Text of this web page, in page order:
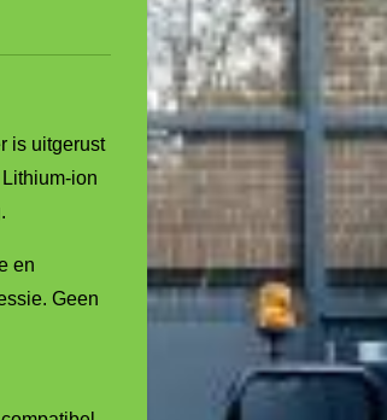
is uitgerust
ion
en
Geen